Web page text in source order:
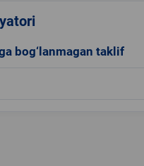
bog‘lanmagan taklif